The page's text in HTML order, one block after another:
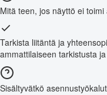
Mitä teen, jos näyttö ei
Tarkista liitäntä ja
ammattilaiseen tarkistusta
Sisältyvätkö